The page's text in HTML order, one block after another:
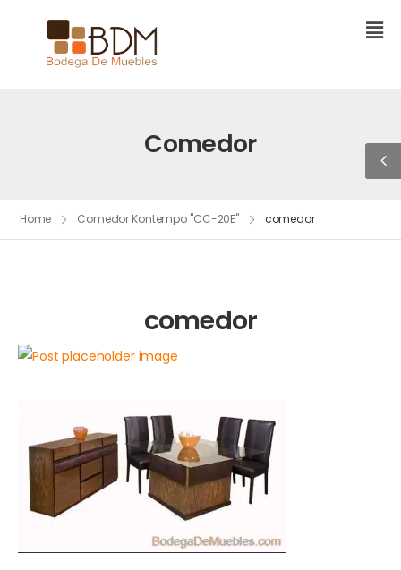
Comedor
Home Comedor Kontempo "CC-20E" comedor
comedor